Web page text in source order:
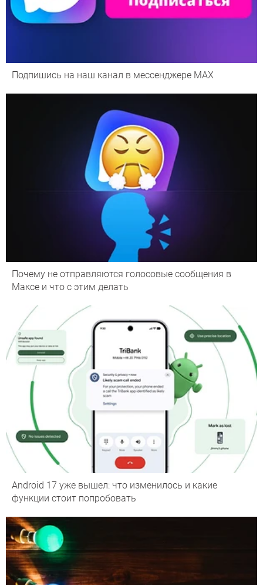
Подпишись на наш канал в мессенджере МАХ
Почему не отправляются голосовые сообщения в
Максе и что с этим делать
Android 17 уже вышел: что изменилось и какие
функции стоит попробовать